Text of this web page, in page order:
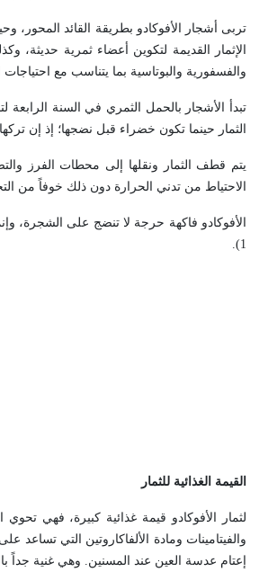
تربى أشجار الأفوكادو بطريقة القائد المحور،
الإثمار القديمة لتكوين أعضاء ثمرية
والفسفورية والبوتاسية بما يتناسب مع احتياجات
الثمار حينما تكون خضراء قبل نضجها؛ إذ إن
الاحتياط من تدني الحرارة دون ذلك خوفاً من
1).
القيمة الغذائية للثمار
والفيتامينات ومادة الألفاكاروتين التي
إعتام عدسة العين عند المسنين. وهي غنية جداً